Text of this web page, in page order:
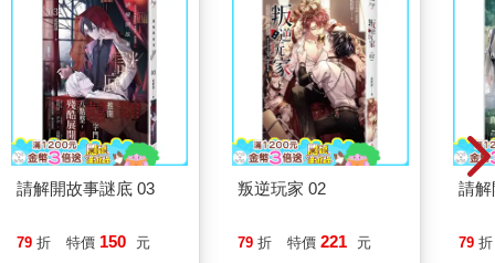
請解開故事謎底 03
79 折 特價 150 元
叛逆玩家 02
79 折 特價 221 元
請解
79 折